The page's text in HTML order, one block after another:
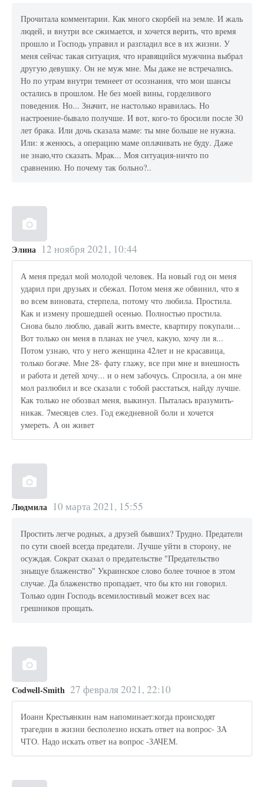
Прочитала комментарии. Как много скорбей на земле. И жаль
людей, и внутри все сжимается, и хочется верить, что время
прошло и Господь управил и разгладил все в их жизни. У
меня сейчас такая ситуация, что нравящийся мужчина выбрал
другую девушку. Он не муж мне. Мы даже не встречались.
Но по утрам внутри темнеет от осознания, что мои шансы
остались в прошлом. Не без моей вины, горделивого
поведения. Но... Значит, не настолько нравилась. Но
настроение-бывало получше. И вот, кого-то бросили после 30
лет брака. Или дочь сказала маме: ты мне больше не нужна.
Или: я женюсь, а операцию маме оплачивать не буду. Даже
не знаю,что сказать. Мрак... Моя ситуация-ничто по
сравнению. Но почему так больно?..
Элина 12 ноября 2021, 10:44
А меня предал мой молодой человек. На новый год он меня
ударил при друзьях и сбежал. Потом меня же обвинил, что я
во всем виновата, стерпела, потому что любила. Простила.
Как и измену прошедшей осенью. Полностью простила.
Снова было люблю, давай жить вместе, квартиру покупали...
Вот только он меня в планах не учел, какую, хочу ли я...
Потом узнаю, что у него женщина 42лет и не красавица,
только богаче. Мне 28- фату глажу, все при мне и внешность
и работа и детей хочу... и о нем забочусь. Спросила, а он мне
мол разлюбил и все сказали с тобой расстаться, найду лучше.
Как только не обозвал меня, выкинул. Пыталась вразумить-
никак. 7месяцев слез. Год ежедневной боли и хочется
умереть. А он живет
Людмила 10 марта 2021, 15:55
Простить легче родных, а друзей бывших? Трудно. Предатели
по сути своей всегда предатели. Лучше уйти в сторону, не
осуждая. Сократ сказал о предательстве "Предательство
зныщуе блаженство" Украинское слово более точное в этом
случае. Да блаженство пропадает, что бы кто ни говорил.
Только один Господь всемилостивый может всех нас
грешников прощать.
Codwell-Smith 27 февраля 2021, 22:10
Иоанн Крестьянкин нам напоминает:когда происходят
трагедии в жизни бесполезно искать ответ на вопрос- ЗА
ЧТО. Надо искать ответ на вопрос -ЗАЧЕМ.